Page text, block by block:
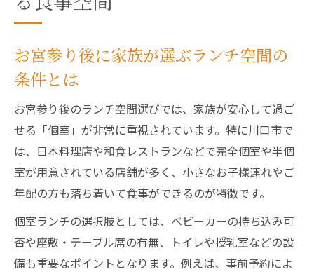
お宮参り後に家族が選ぶランチ空間の
条件とは
お宮参り後のランチ空間選びでは、家族が安心して過ご
せる「個室」が非常に重視されています。特に川口市で
は、日本料理店や和食レストランなどで完全個室や半個
室が用意されている店舗が多く、小さなお子様連れやご
年配の方も落ち着いて食事ができるのが特徴です。
個室ランチの選択肢としては、ベビーカーの持ち込み可
否や座敷・テーブル席の有無、トイレや授乳室などの設
備も重要なポイントとなります。例えば、事前予約によ